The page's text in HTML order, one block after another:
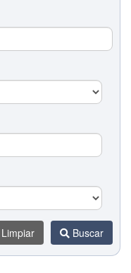
Limpiar Buscar